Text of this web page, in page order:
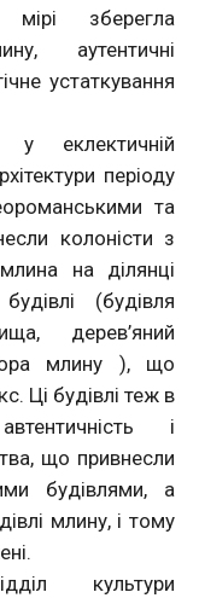
зберегла
аутентичні
устаткування
еклектичній
періоду
та
колоністи з
на ділянці
(будівля
дерев’яний
млину ), що
Ці будівлі теж в
і
що привнесли
будівлями, а
млину, і тому
культури